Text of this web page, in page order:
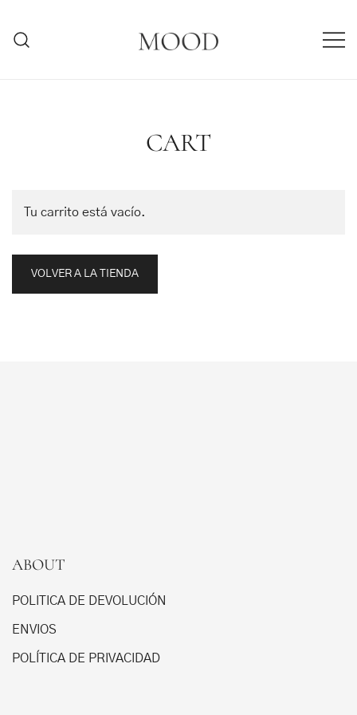
contenido
CART
Tu carrito está vacío.
VOLVER A LA TIENDA
ABOUT
POLITICA DE DEVOLUCIÓN
ENVIOS
POLÍTICA DE PRIVACIDAD